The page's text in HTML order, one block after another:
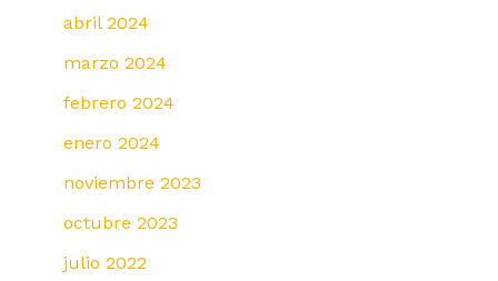
abril 2024
marzo 2024
febrero 2024
enero 2024
noviembre 2023
octubre 2023
julio 2022